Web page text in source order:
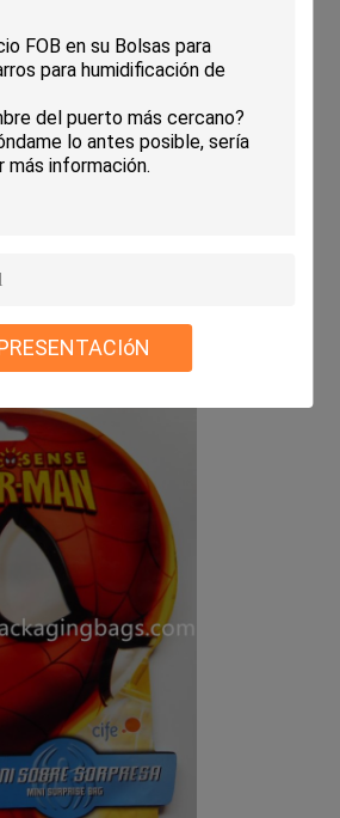
que usted requirió;
/ obra de arte;
de arte después de la composición para su
de arte después de comprobar el tamaño,
por el cliente (si es necesario);
de terceros;